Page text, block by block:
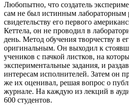
Любопытно, что создатель
сам не был истинным лабораторным
свидетельству его первого
Кеттела, он не проводил в
день. Метод обучения творчеству в
оригинальным. Он выходил к
учеников с пачкой листков, на
экспериментальные задания, и
интересам исполнителей. Затем он
же их оценивал, решая вопрос о
журнале. На каждую из лекций в
600 студентов.